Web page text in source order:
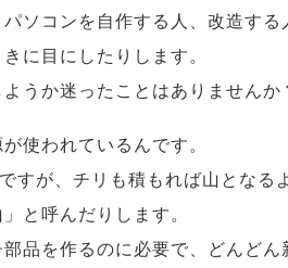
ソコンを自作する人、改造す
に目にしたりします。
うか迷ったことはありませんか
使われているんです。
すが、チリも積もれば山となる
と呼んだりします。
品を作るのに必要で、どんど